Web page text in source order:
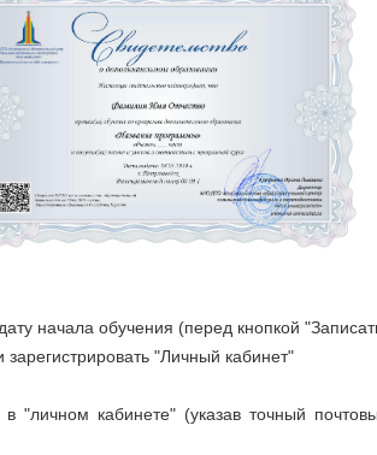
начала обучения (перед кнопкой
"Личный кабинет"
"личном кабинете" (указав точный